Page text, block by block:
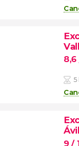
8,6
5
9/